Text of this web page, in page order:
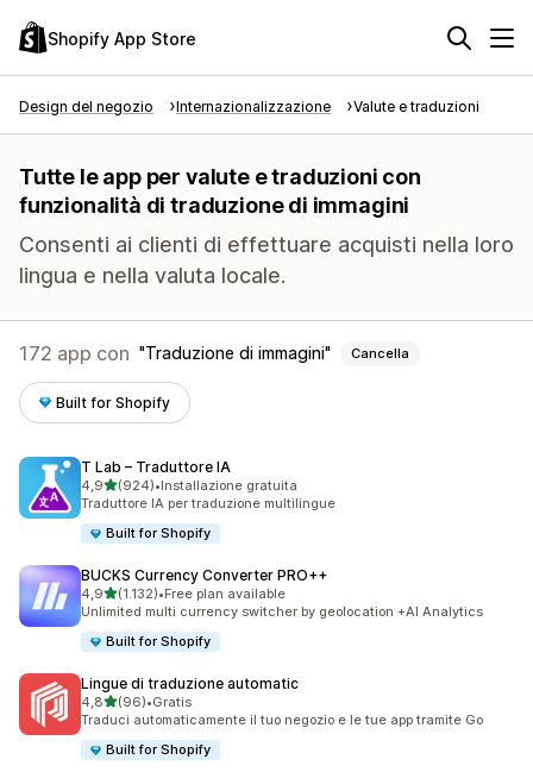
Shopify App Store
Design del negozio Internazionalizzazione Valute e traduzioni
Tutte le app per valute e traduzioni con
funzionalità di traduzione di immagini
Consenti ai clienti di effettuare acquisti nella loro
lingua e nella valuta locale.
172 app con Traduzione di immagini Cancella
Built for Shopify
T Lab – Traduttore IA
4,9stelle su 5
(924)
924 recensioni totali
•Installazione gratuita
Traduttore IA per traduzione multilingue
Built for Shopify
BUCKS Currency Converter PRO++
4,9stelle su 5
(1.132)
1132 recensioni totali
•Free plan available
Unlimited multi currency switcher by geolocation +AI Analytics
Built for Shopify
Lingue di traduzione automatic
4,8stelle su 5
(96)
96 recensioni totali
•Gratis
Traduci automaticamente il tuo negozio e le tue app tramite Go
Built for Shopify